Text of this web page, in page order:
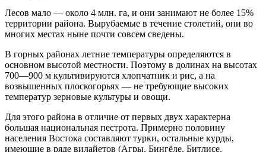
Лесов мало — около 4 млн. га, и они занимают не более 15%
территории рай­она. Вырубаемые в течение столетий, они во
многих местах ныне почти совсем сведены.
В горных районах летние температуры определяются в
основном высотой мест­ности. Поэтому в долинах на высотах
700—900 м культивируются хлопчатник и рис, а на
возвышенных плоского­рьях — не требующие высоких
темпера­тур зерновые культуры и овощи.
Для этого района в отличие от первых двух характерна
большая национальная пестрота. Примерно половину
населения Востока составляют турки, остальные курды,
имеющие в ряде вилайетов (Агры, Бингёле, Битлисе,